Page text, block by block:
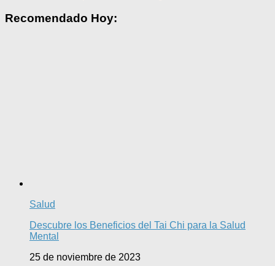
Recomendado Hoy:
Salud
Descubre los Beneficios del Tai Chi para la Salud
Mental
25 de noviembre de 2023